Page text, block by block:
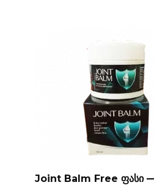
Joint Balm Free ფასი